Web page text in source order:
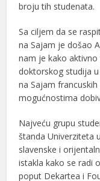
broju tih studenata.
Sa ciljem da se
na Sajam je došao
nam je kako
doktorskog studija
na Sajam
mogućnostima
Najveću grupu
štanda Univerziteta
slavenske i
istakla kako se radi
poput Dekartea i